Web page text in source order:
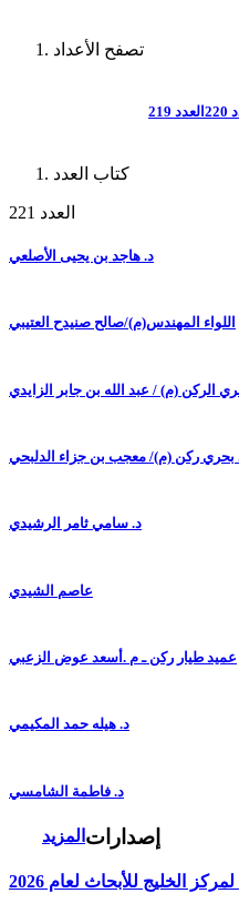
تصفح الأعداد
العدد 219
كتاب العدد
العدد 221
د. هاجد بن يحيى الأصلعي
اللواء المهندس(م)/صالح صنيدح العتيبي
الركن (م) / عبد الله بن جابر الزايدي
بحري ركن (م)/ معجب بن جزاء الدلبحي
د. سامي ثامر الرشيدي
عاصم الشيدي
عميد طيار ركن ـ م .أسعد عوض الزعبي
د. هيله حمد المكيمي
د. فاطمة الشامسي
المزيد إصدارات
الخليج للأبحاث لعام 2026